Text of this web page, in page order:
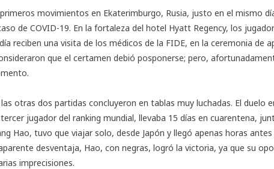
movimientos en Ekaterimburgo, Rusia, justo en el mismo
de COVID-19. En la fortaleza del hotel Hyatt Regency, los
reciben una visita de los médicos de la FIDE, en la ceremonia de
que el certamen debió posponerse; pero,
otras dos partidas concluyeron en tablas muy luchadas. El duelo
jugador del ranking mundial, llevaba 15 días en cuarentena,
Hao, tuvo que viajar solo, desde Japón y llegó apenas horas antes
desventaja, Hao, con negras, logró la victoria, ya que su
imprecisiones.